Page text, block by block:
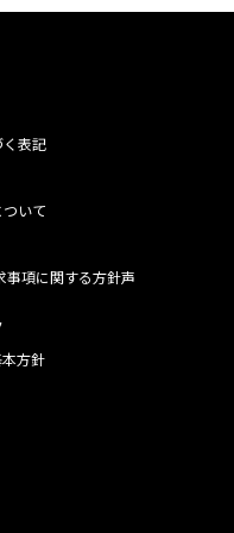
表記
いて
事項に関する方針声
方針